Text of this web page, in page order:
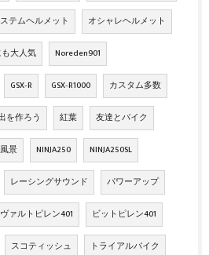
テムヘルメット オシャレヘルメット
大人気 Noreden901
GSX‐R GSX‐R1000 カスタム多数
を作ろう 紅葉 友達とバイク
景 NINJA250 NINJA250SL
レーシングサウンド パワーアップ
ァルトピレン401 ビットピレン401
スコティッシュ トライアルバイク